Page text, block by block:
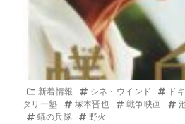
新着情報 シネ・ウインド
ド
タリー塾
塚本晋也 戦争映画
蟻の兵隊
野火